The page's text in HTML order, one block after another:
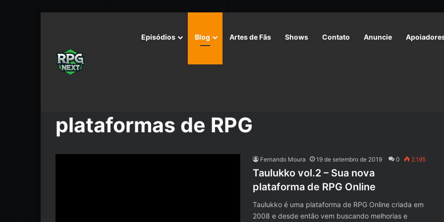
Episódios Blog Artes de Fãs Shows Contato Anuncie
plataformas de RPG
Fernando Moura 19 de setembro de 2019 0 2.195
Taulukko vol.2 – Sua nova
plataforma de RPG Online
Taulukko é uma plataforma de RPG Online criada em
2008 e desde então vem buscando melhorias e